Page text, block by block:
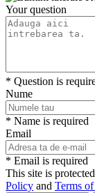
Your question
* Question is
Nume
* Name is required
Email
* Email is required
This site is
Policy and Terms